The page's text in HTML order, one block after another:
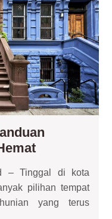
Walk-
Apartment
Panduan
Hunian
– Tinggal di kota
pilihan tempat
yang terus